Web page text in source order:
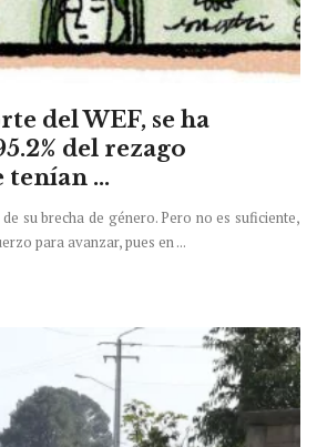
del WEF, se ha
del rezago
tenían ...
su brecha de género. Pero no es suficiente,
para avanzar, pues en ...